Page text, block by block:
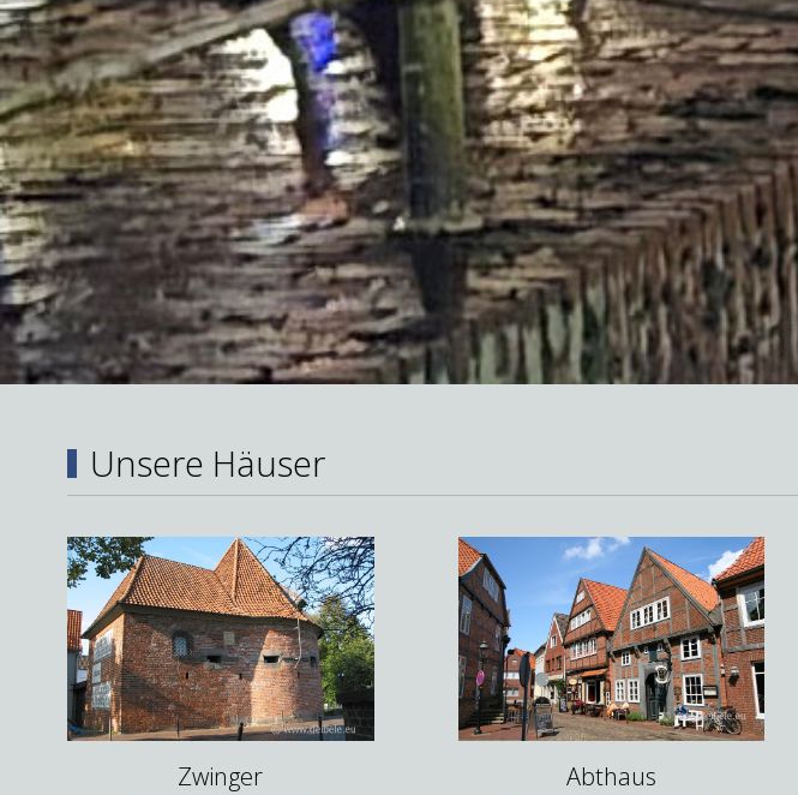
Unsere Häuser
Zwinger Abthaus